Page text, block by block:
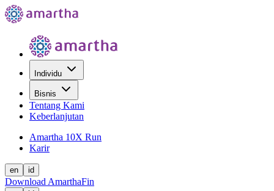
Individu
Bisnis
Tentang Kami
Keberlanjutan
Amartha 10X Run
Karir
en id
Download AmarthaFin